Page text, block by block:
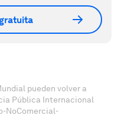
pueden volver a
Pública Internacional
NoComercial-